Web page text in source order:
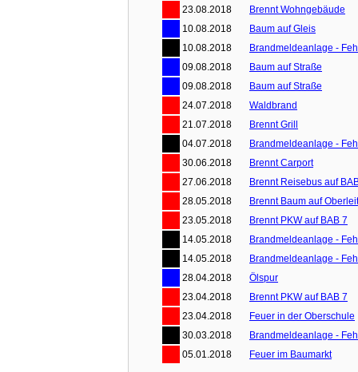
23.08.2018
Brennt Wohngebäude
10.08.2018
Baum auf Gleis
10.08.2018
Brandmeldeanlage -
09.08.2018
Baum auf Straße
09.08.2018
Baum auf Straße
24.07.2018
Waldbrand
21.07.2018
Brennt Grill
04.07.2018
Brandmeldeanlage -
30.06.2018
Brennt Carport
27.06.2018
Brennt Reisebus auf
28.05.2018
Brennt Baum auf
23.05.2018
Brennt PKW auf BAB 7
14.05.2018
Brandmeldeanlage -
14.05.2018
Brandmeldeanlage -
28.04.2018
Ölspur
23.04.2018
Brennt PKW auf BAB 7
23.04.2018
Feuer in der Oberschule
30.03.2018
Brandmeldeanlage -
05.01.2018
Feuer im Baumarkt